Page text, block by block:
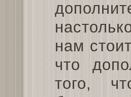
нам
что
того,